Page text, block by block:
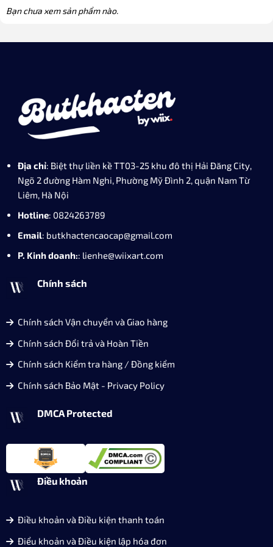
Bạn chưa xem sản phẩm nào.
Địa chỉ: Biệt thự liền kề TT03-25 khu đô thị Hải Đăng City,
Ngõ 2 đường Hàm Nghi, Phường Mỹ Đình 2, quận Nam Từ
Liêm, Hà Nội
Hotline: 0824263789
Email: butkhactencaocap@gmail.com
P. Kinh doanh:: lienhe@wiixart.com
Chính sách
Chính sách Vận chuyển và Giao hàng
Chính sách Đổi trả và Hoàn Tiền
Chính sách Kiểm tra hàng / Đồng kiểm
Chính sách Bảo Mật - Privacy Policy
DMCA Protected
Điều khoản
Điều khoản và Điều kiện thanh toán
Điểu khoản và Điều kiện lập hóa đơn